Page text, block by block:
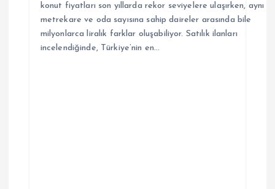
konut fiyatları son yıllarda rekor seviyelere ulaşırken, aynı
metrekare ve oda sayısına sahip daireler arasında bile
milyonlarca liralık farklar oluşabiliyor. Satılık ilanları
incelendiğinde, Türkiye’nin en…